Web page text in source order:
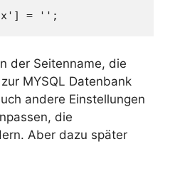
= '';
der Seitenname, die
MYSQL Datenbank
andere Einstellungen
die
Aber dazu später